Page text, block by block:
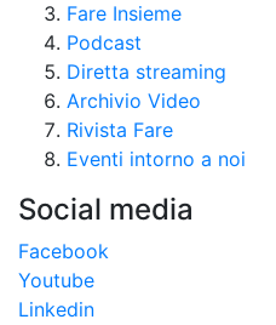
Fare Insieme
Podcast
Diretta streaming
Archivio Video
Rivista Fare
Eventi intorno a noi
Social media
Facebook
Youtube
Linkedin